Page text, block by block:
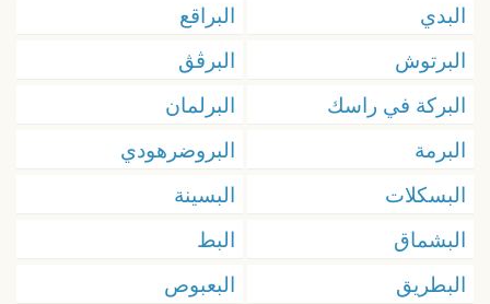
البدي
البراقع
البرتوش
البرڨڨ
البركة في راسك
البرلمان
البرمة
البروضرهودي
البسكلات
البسينة
البشماق
البط
البطريق
البعبوص